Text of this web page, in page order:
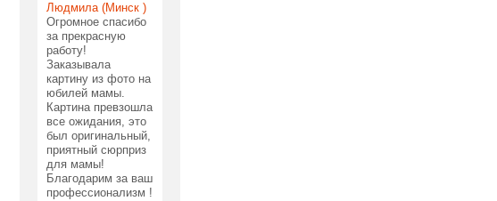
Людмила (Минск )
Огромное спасибо
за прекрасную
работу!
Заказывала
картину из фото на
юбилей мамы.
Картина превзошла
все ожидания, это
был оригинальный,
приятный сюрприз
для мамы!
Благодарим за ваш
профессионализм !